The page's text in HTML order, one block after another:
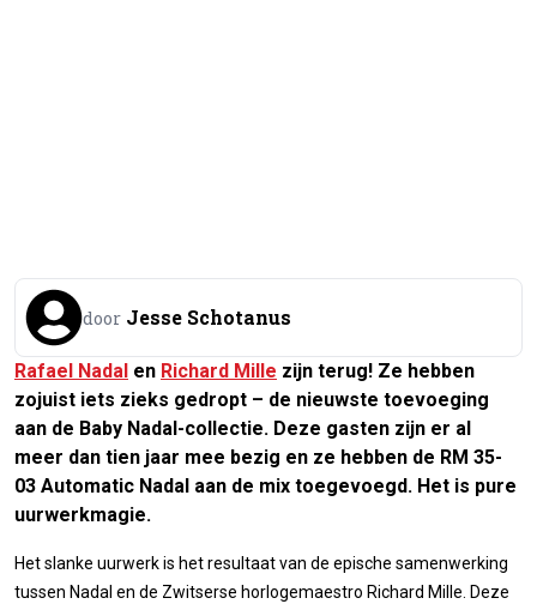
door Jesse Schotanus
Rafael Nadal en Richard Mille zijn terug! Ze hebben
zojuist iets zieks gedropt – de nieuwste toevoeging
aan de Baby Nadal-collectie. Deze gasten zijn er al
meer dan tien jaar mee bezig en ze hebben de RM 35-
03 Automatic Nadal aan de mix toegevoegd. Het is pure
uurwerkmagie.
Het slanke uurwerk is het resultaat van de epische samenwerking
tussen Nadal en de Zwitserse horlogemaestro Richard Mille. Deze